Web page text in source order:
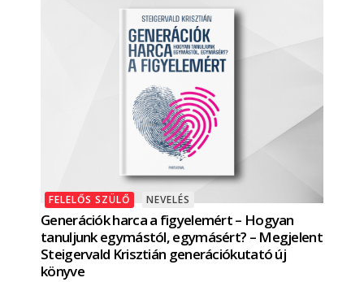
FELELŐS SZÜLŐ NEVELÉS
Generációk harca a figyelemért – Hogyan
tanuljunk egymástól, egymásért? – Megjelent
Steigervald Krisztián generációkutató új
könyve